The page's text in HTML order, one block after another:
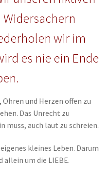
Widersachern
wir im
es nie ein Ende
und Herzen offen zu
Das Unrecht zu
muss, auch laut zu schreien.
kleines Leben. Darum
allein um die LIEBE.